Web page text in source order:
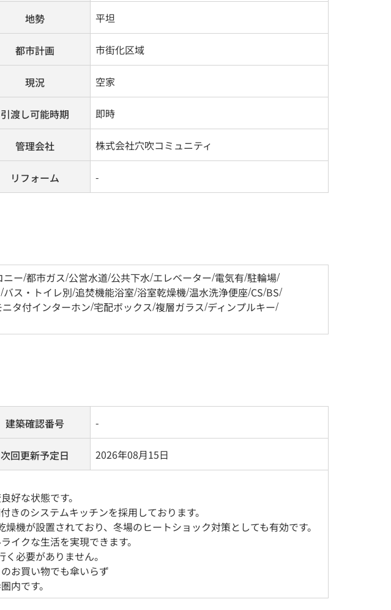
地勢 平坦
都市計画 市街化区域
現況 空家
引渡し可能時期 即時
管理会社 株式会社穴吹コミュニティ
リフォーム -
ニー/都市ガス/公営水道/公共下水/エレベーター/電気有/駐輪場/
/バス・トイレ別/追焚機能浴室/浴室乾燥機/温水洗浄便座/CS/BS/
ニタ付インターホン/宅配ボックス/複層ガラス/ディンプルキー/
建築確認番号 -
次回更新予定日 2026年08月15日
好な状態です。
のシステムキッチンを採用しております。
が設置されており、冬場のヒートショック対策としても有効です。
クな生活を実現できます。
必要がありません。
お買い物でも傘いらず
内です。